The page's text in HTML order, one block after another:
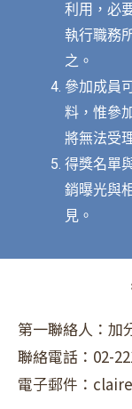
利用，必
執行職務
之。
參加成員
料，惟參
將無法受
得獎名單
銷曝光與
見。
第一聯絡人：加
聯絡電話：02-
電子郵件：